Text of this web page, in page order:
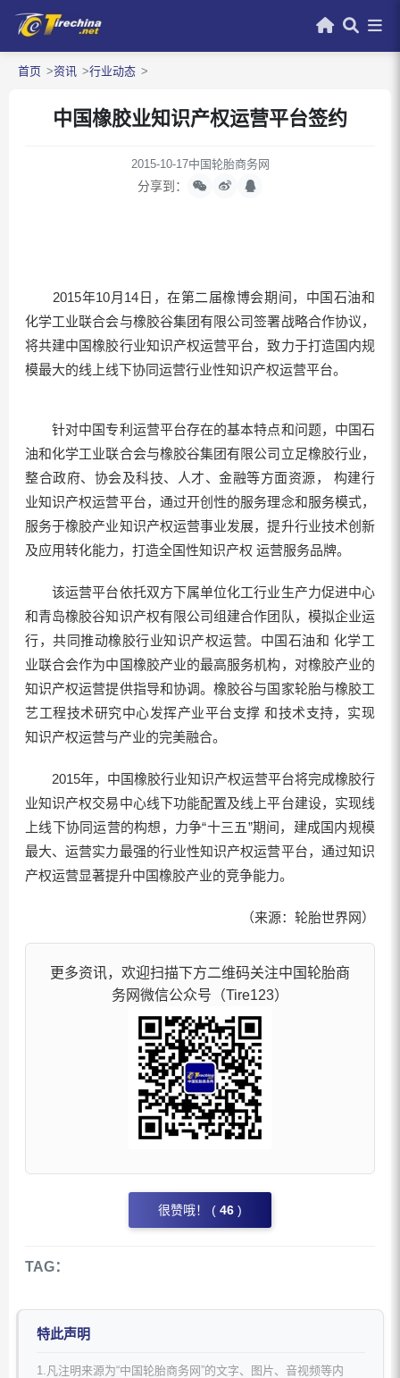
首页 资讯 行业动态
中国橡胶业知识产权运营平台签约
2015-10-17中国轮胎商务网
分享到：
2015年10月14日，在第二届橡博会期间，中国石油和
化学工业联合会与橡胶谷集团有限公司签署战略合作协议，
将共建中国橡胶行业知识产权运营平台，致力于打造国内规
模最大的线上线下协同运营行业性知识产权运营平台。
针对中国专利运营平台存在的基本特点和问题，中国石
油和化学工业联合会与橡胶谷集团有限公司立足橡胶行业，
整合政府、协会及科技、人才、金融等方面资源， 构建行
业知识产权运营平台，通过开创性的服务理念和服务模式，
服务于橡胶产业知识产权运营事业发展，提升行业技术创新
及应用转化能力，打造全国性知识产权 运营服务品牌。
该运营平台依托双方下属单位化工行业生产力促进中心
和青岛橡胶谷知识产权有限公司组建合作团队，模拟企业运
行，共同推动橡胶行业知识产权运营。中国石油和 化学工
业联合会作为中国橡胶产业的最高服务机构，对橡胶产业的
知识产权运营提供指导和协调。橡胶谷与国家轮胎与橡胶工
艺工程技术研究中心发挥产业平台支撑 和技术支持，实现
知识产权运营与产业的完美融合。
2015年，中国橡胶行业知识产权运营平台将完成橡胶行
业知识产权交易中心线下功能配置及线上平台建设，实现线
上线下协同运营的构想，力争“十三五”期间，建成国内规模
最大、运营实力最强的行业性知识产权运营平台，通过知识
产权运营显著提升中国橡胶产业的竞争能力。
（来源：轮胎世界网）
更多资讯，欢迎扫描下方二维码关注中国轮胎商
务网微信公众号（Tire123）
很赞哦！ ( 46 )
TAG：
特此声明
1.凡注明来源为“中国轮胎商务网”的文字、图片、音视频等内